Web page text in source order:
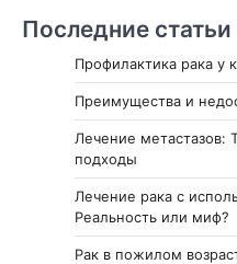
Последние статьи
Профилактика рака у
Преимущества и
Лечение метастазов:
подходы
Лечение рака с
Реальность или миф?
Рак в пожилом